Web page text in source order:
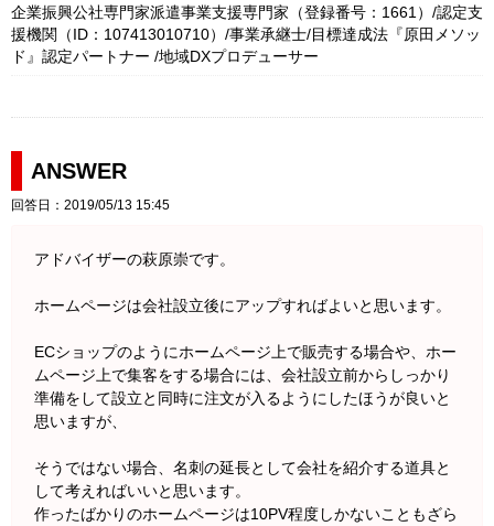
企業振興公社専門家派遣事業支援専門家（登録番号：1661）/認定支
援機関（ID：107413010710）/事業承継士/目標達成法『原田メソッ
ド』認定パートナー /地域DXプロデューサー
ANSWER
回答日：2019/05/13 15:45
アドバイザーの萩原崇です。
ホームページは会社設立後にアップすればよいと思います。
ECショップのようにホームページ上で販売する場合や、ホー
ムページ上で集客をする場合には、会社設立前からしっかり
準備をして設立と同時に注文が入るようにしたほうが良いと
思いますが、
そうではない場合、名刺の延長として会社を紹介する道具と
して考えればいいと思います。
作ったばかりのホームページは10PV程度しかないこともざら